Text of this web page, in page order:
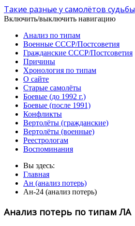
Такие разные у самолётов судьбы
Включить/выключить навигацию
Анализ по типам
Военные СССР/Постсоветия
Гражданские СССР/Постсоветия
Причины
Хронология по типам
О сайте
Старые самолёты
Боевые (до 1992 г.)
Боевые (после 1991)
Конфликты
Вертолёты (гражданские)
Вертолёты (военные)
Реестрологам
Воспоминания
Вы здесь:
Главная
Ан (анализ потерь)
Ан-24 (анализ потерь)
Анализ потерь по типам ЛА